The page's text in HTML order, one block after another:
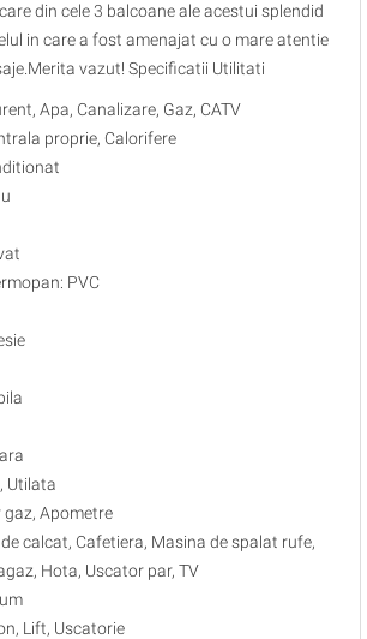
din cele 3 balcoane ale acestui splendid
in care a fost amenajat cu o mare atentie
vazut! Specificatii Utilitati
Apa, Canalizare, Gaz, CATV
proprie, Calorifere
PVC
Utilata
Apometre
calcat, Cafetiera, Masina de spalat rufe,
Hota, Uscator par, TV
Lift, Uscatorie